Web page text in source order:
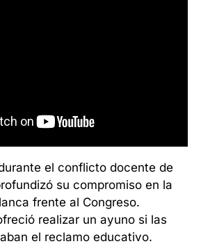
el conflicto docente de
su compromiso en la
frente al Congreso.
realizar un ayuno si las
el reclamo educativo.